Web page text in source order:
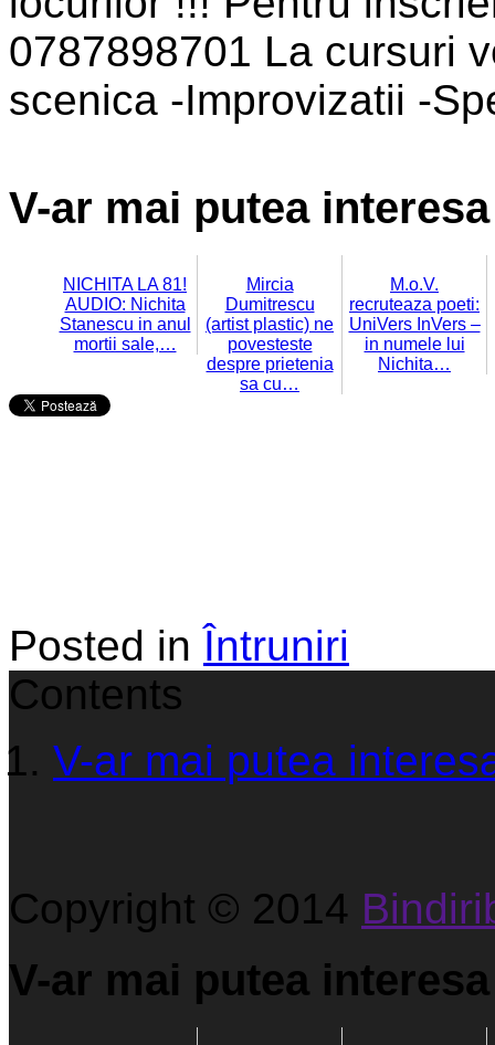
0787898701 La cursuri
scenica -Improvizatii -
V-ar mai putea
NICHITA LA 81!
AUDIO: Nichita
Stanescu in anul
mortii sale,…
Mircia
Dumitrescu
(artist plastic) ne
povesteste
despre prietenia
sa cu…
M.o.V.
recruteaza poeti:
UniVers InVers –
in numele lui
Nichita…
Posted in Întruniri
Contents
V-ar mai putea
Copyright © 2014
V-ar mai putea